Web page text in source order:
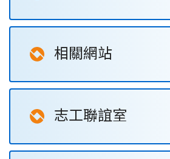
相關網站
志工聯誼室